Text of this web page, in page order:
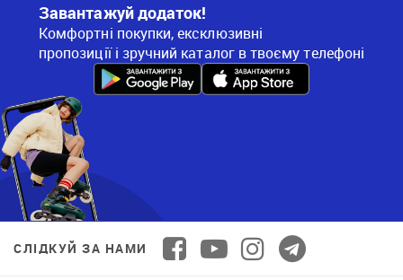
Завантажуй додаток!
Комфортні покупки, ексклюзивні
пропозиції і зручний каталог в твоєму телефоні
СЛІДКУЙ ЗА НАМИ